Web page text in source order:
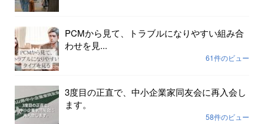
PCMから見て、トラブルになりやすい組み合
わせを見...
61件のビュー
3度目の正直で、中小企業家同友会に再入会し
ます。
58件のビュー